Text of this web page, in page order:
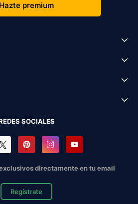
Hazte premium
SOCIALES
directamente en tu email
Regístrate